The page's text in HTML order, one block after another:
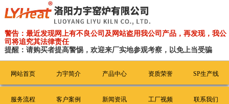
警告：最近发现网上有不良公司及网站盗用我公司产品，再发现，我公
司将追究其法律责任
提醒：请购买者提高警惕，欢迎来厂实地参观考察，以免上当受骗
网站首页 力宇简介 产品中心 资质荣誉 SP生产线
服务流程 客户案例 新闻资讯 工厂视频 联系我们